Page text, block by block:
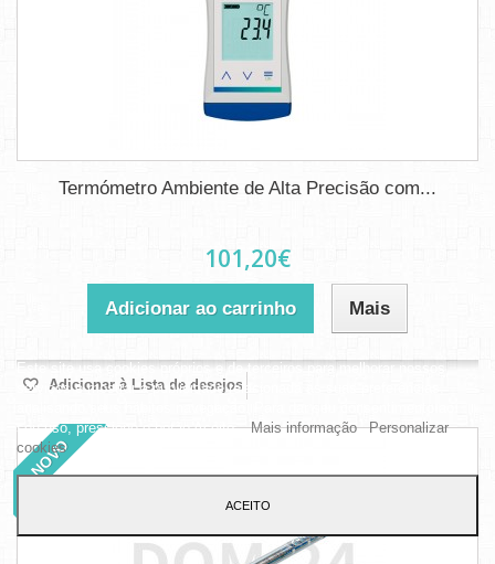
Termómetro Ambiente de Alta Precisão com...
101,20€
Adicionar ao carrinho Mais
Adicionar à Lista de desejos
NOVO
Este site usa cookies próprios e de terceiros para melhorar nossos
serviços e mostrar a publicidade relacionada às suas preferências,
seu uso, pressione o botão Aceito. Mais informação Personalizar
cookies
ACEITO